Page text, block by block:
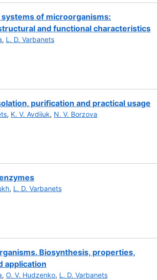
of microorganisms:
and functional characteristics
, L. D. Varbanets
purification and practical usage
, K. V. Avdiiuk, N. V. Borzova
, L. D. Varbanets
Biosynthesis, properties,
application
, O. V. Hudzenko, L. D. Varbanets